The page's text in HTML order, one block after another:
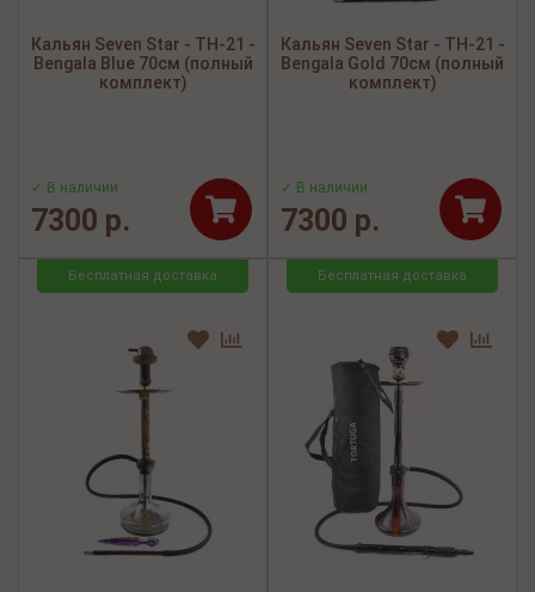
Кальян Seven Star - TH-21 -
Bengala Blue 70см (полный
комплект)
✓ В наличии
7300 р.
Кальян Seven Star - TH-21 -
Bengala Gold 70см (полный
комплект)
✓ В наличии
7300 р.
Бесплатная доставка Бесплатная доставка